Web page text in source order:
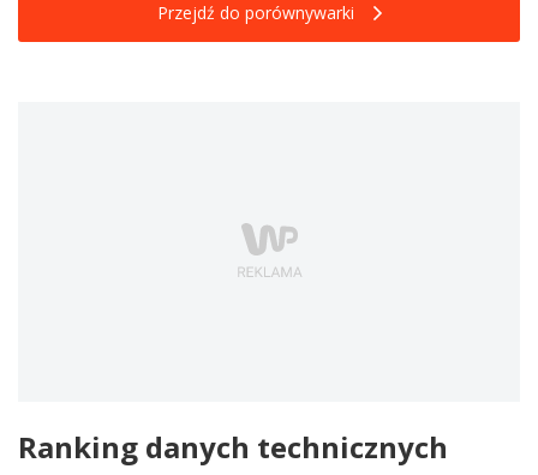
Przejdź do porównywarki
Ranking danych technicznych